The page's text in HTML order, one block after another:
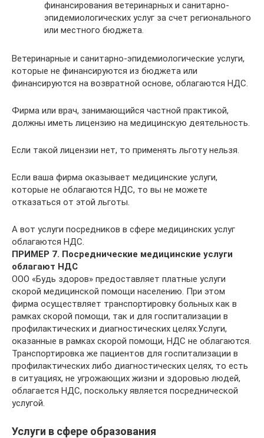
финансирования ветеринарных и санитарно-
эпидемиологических услуг за счет регионального
или местного бюджета.
Ветеринарные и санитарно-эпидемиологические услуги,
которые не финансируются из бюджета или
финансируются на возвратной основе, облагаются НДС.
Фирма или врач, занимающийся частной практикой,
должны иметь лицензию на медицинскую деятельность.
Если такой лицензии нет, то применять льготу нельзя.
Если ваша фирма оказывает медицинские услуги,
которые не облагаются НДС, то вы не можете
отказаться от этой льготы.
А вот услуги посредников в сфере медицинских услуг
облагаются НДС.
ПРИМЕР 7. Посреднические медицинские услуги
облагают НДС
ООО «Будь здоров» предоставляет платные услуги
скорой медицинской помощи населению. При этом
фирма осуществляет транспортировку больных как в
рамках скорой помощи, так и для госпитализации в
профилактических и диагностических целях.Услуги,
оказанные в рамках скорой помощи, НДС не облагаются.
Транспортировка же пациентов для госпитализации в
профилактических либо диагностических целях, то есть
в ситуациях, не угрожающих жизни и здоровью людей,
облагается НДС, поскольку является посреднической
услугой.
Услуги в сфере образования